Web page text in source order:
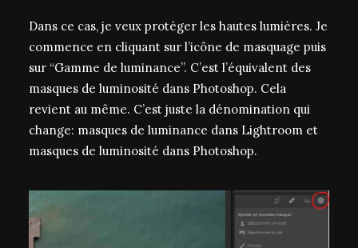
Dans ce cas, je veux protéger les hautes lumières. Je
commence en cliquant sur l’icône de masquage puis
sur “Gamme de luminance”. C’est l’équivalent des
masques de luminosité dans Photoshop. Cela
revient au même. C’est juste la dénomination qui
change: masques de luminance dans Lightroom et
masques de luminosité dans Photoshop.